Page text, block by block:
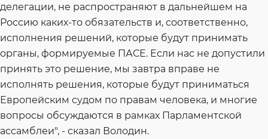
делегации, не распространяют в дальнейшем на
Россию каких-то обязательств и, соответственно,
исполнения решений, которые будут принимать
органы, формируемые ПАСЕ. Если нас не допустили
принять это решение, мы завтра вправе не
исполнять решения, которые будут приниматься
Европейским судом по правам человека, и многие
вопросы обсуждаются в рамках Парламентской
ассамблеи", - сказал Володин.